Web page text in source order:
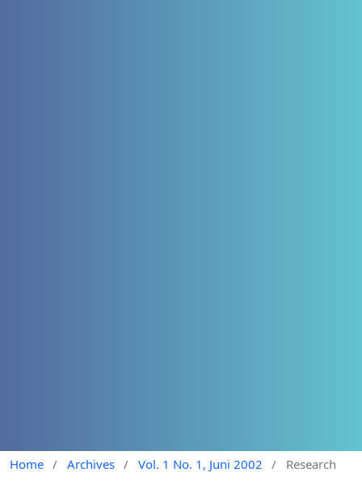
Home / Archives / Vol. 1 No. 1, Juni 2002 / Research